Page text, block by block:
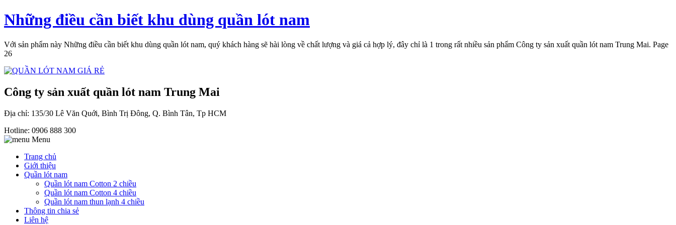
Những điều cần biết khu dùng quần lót nam
Với sản phẩm này Những điều cần biết khu dùng quần lót nam, quý khách hàng sẽ hài lòng về chất lượng và giá cả hợp lý, đây chỉ là 1 trong rất nhiều sản phẩm Công ty sản xuất quần lót nam Trung Mai. Page
26
Công ty sản xuất quần lót nam Trung Mai
Địa chỉ: 135/30 Lê Văn Quới, Bình Trị Đông, Q. Bình Tân, Tp HCM
Hotline: 0906 888 300
Menu
Trang chủ
Giới thiệu
Quần lót nam
Quần lót nam Cotton 2 chiều
Quần lót nam Cotton 4 chiều
Quần lót nam thun lạnh 4 chiều
Thông tin chia sẻ
Liên hệ